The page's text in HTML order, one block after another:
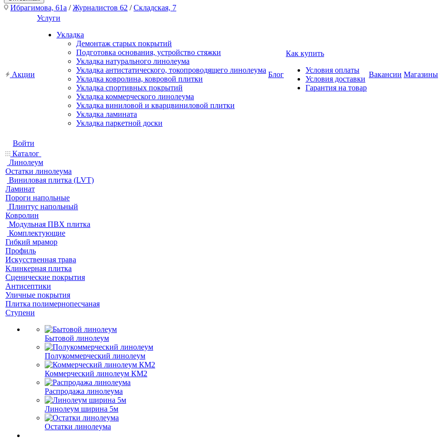
Ибрагимова, 61а /Журналистов 62 /Складская, 7
Акции
Услуги
Укладка
Демонтаж старых покрытий
Подготовка основания, устройство стяжки
Укладка натурального линолеума
Укладка антистатического, токопроводящего линолеума
Укладка ковролина, ковровой плитки
Укладка спортивных покрытий
Укладка коммерческого линолеума
Укладка виниловой и кварцвиниловой плитки
Укладка ламината
Укладка паркетной доски
Блог
Как купить
Условия оплаты
Условия доставки
Гарантия на товар
Вакансии Магазины
Войти
Каталог
Линолеум
Остатки линолеума
Виниловая плитка (LVT)
Ламинат
Пороги напольные
Плинтус напольный
Ковролин
Модульная ПВХ плитка
Комплектующие
Гибкий мрамор
Профиль
Искусственная трава
Клинкерная плитка
Сценические покрытия
Антисептики
Уличные покрытия
Плитка полимернопесчаная
Ступени
Бытовой линолеум
Полукоммерческий линолеум
Коммерческий линолеум КМ2
Распродажа линолеума
Линолеум ширина 5м
Остатки линолеума